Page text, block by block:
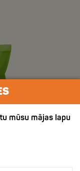
mūsu mājas lapu